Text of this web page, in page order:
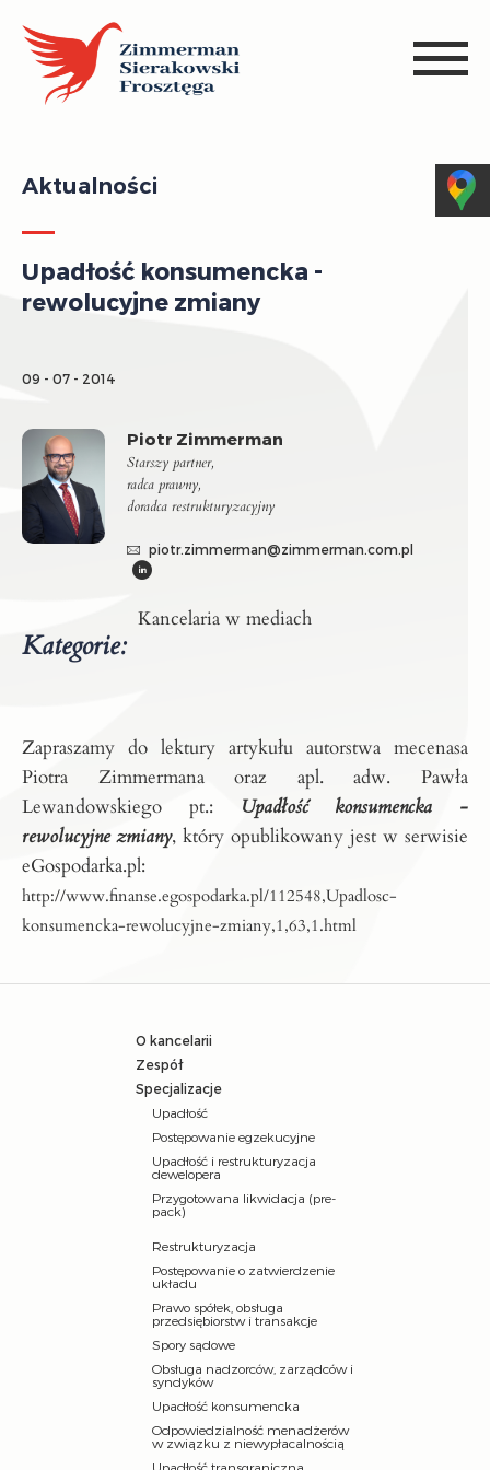
Aktualności
Upadłość konsumencka -
rewolucyjne zmiany
09 - 07 - 2014
Piotr Zimmerman
Starszy partner,
radca prawny,
doradca restrukturyzacyjny
piotr.zimmerman@zimmerman.com.pl
Kategorie:
Kancelaria w mediach
Zapraszamy do lektury artykułu autorstwa mecenasa
Piotra Zimmermana oraz apl. adw. Pawła
Lewandowskiego pt.: Upadłość konsumencka -
rewolucyjne zmiany, który opublikowany jest w serwisie
eGospodarka.pl:
http://www.finanse.egospodarka.pl/112548,Upadlosc-
konsumencka-rewolucyjne-zmiany,1,63,1.html
O kancelarii
Zespół
Specjalizacje
Upadłość
Postępowanie egzekucyjne
Upadłość i restrukturyzacja
dewelopera
Przygotowana likwidacja (pre-
pack)
Restrukturyzacja
Postępowanie o zatwierdzenie
układu
Prawo spółek, obsługa
przedsiębiorstw i transakcje
Spory sądowe
Obsługa nadzorców, zarządców i
syndyków
Upadłość konsumencka
Odpowiedzialność menadżerów
w związku z niewypłacalnością